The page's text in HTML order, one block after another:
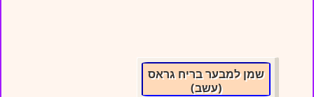
שמן למבער בריח גראס
(עשב)